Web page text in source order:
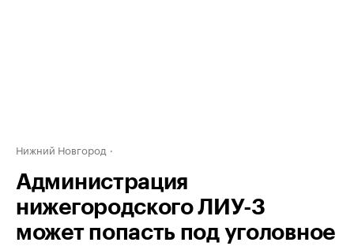
Нижний Новгород
Администрация
нижегородского ЛИУ-3
может попасть под уголовное